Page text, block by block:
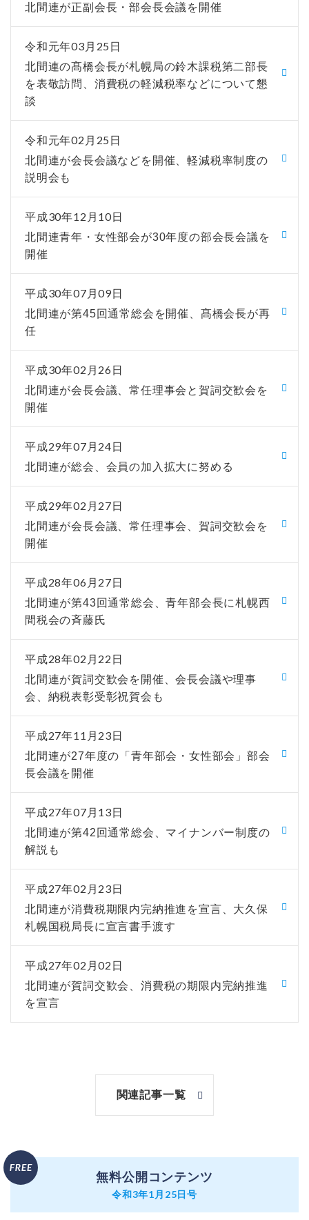
北間連が正副会長・部会長会議を開催
令和元年03月25日
北間連の髙橋会長が札幌局の鈴木課税第二部長
を表敬訪問、消費税の軽減税率などについて懇
談
令和元年02月25日
北間連が会長会議などを開催、軽減税率制度の
説明会も
平成30年12月10日
北間連青年・女性部会が30年度の部会長会議を
開催
平成30年07月09日
北間連が第45回通常総会を開催、髙橋会長が再
任
平成30年02月26日
北間連が会長会議、常任理事会と賀詞交歓会を
開催
平成29年07月24日
北間連が総会、会員の加入拡大に努める
平成29年02月27日
北間連が会長会議、常任理事会、賀詞交歓会を
開催
平成28年06月27日
北間連が第43回通常総会、青年部会長に札幌西
間税会の斉藤氏
平成28年02月22日
北間連が賀詞交歓会を開催、会長会議や理事
会、納税表彰受彰祝賀会も
平成27年11月23日
北間連が27年度の「青年部会・女性部会」部会
長会議を開催
平成27年07月13日
北間連が第42回通常総会、マイナンバー制度の
解説も
平成27年02月23日
北間連が消費税期限内完納推進を宣言、大久保
札幌国税局長に宣言書手渡す
平成27年02月02日
北間連が賀詞交歓会、消費税の期限内完納推進
を宣言
関連記事一覧
無料公開コンテンツ
令和3年1月25日号